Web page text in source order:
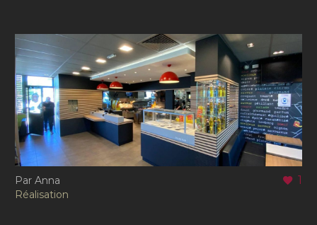
1
Par Anna
Réalisation